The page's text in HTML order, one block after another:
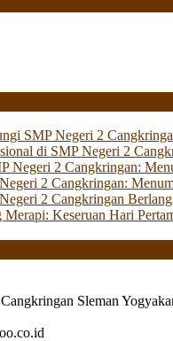
SMP Negeri 2
di SMP Negeri 2
Negeri 2 Cangkringan:
2 Cangkringan:
2 Cangkringan
Merapi: Keseruan Hari
Sleman